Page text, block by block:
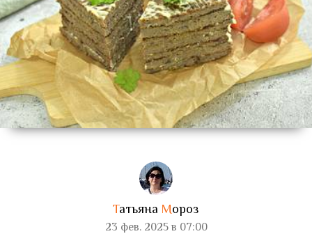
Татьяна Мороз
23 фев. 2025 в 07:00